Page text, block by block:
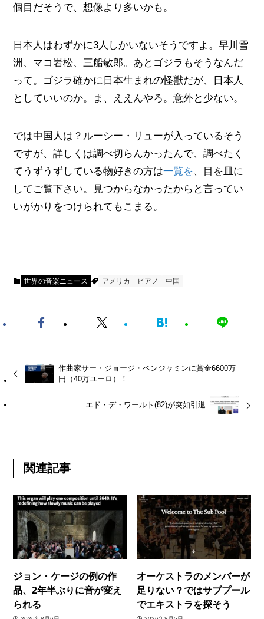
個目だそうで、想像より多いかも。
日本人はわずかに3人しかいないそうですよ。早川雪
洲、マコ岩松、三船敏郎。あとゴジラもそうなんだ
って。ゴジラ確かに日本生まれの怪獣だが、日本人
としていいのか。ま、ええんやろ。意外と少ない。
では中国人は？ルーシー・リューが入っているそう
ですが、詳しくは調べ切らんかったんで、調べたく
てうずうずしている物好きの方は一覧を、目を皿に
してご覧下さい。見つからなかったからと言ってい
いがかりをつけられてもこまる。
世界の音楽ニュース アメリカ ピアノ 中国
作曲家サー・ジョージ・ベンジャミンに賞金6600万
円（40万ユーロ）！
エド・デ・ワールト(82)が突如引退
関連記事
ジョン・ケージの例の作
品、2年半ぶりに音が変え
られる
オーケストラのメンバーが
足りない？ではサブプール
でエキストラを探そう